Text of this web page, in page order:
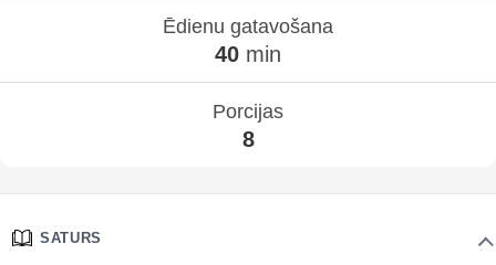
Ēdienu gatavošana
40 min
Porcijas
8
SATURS